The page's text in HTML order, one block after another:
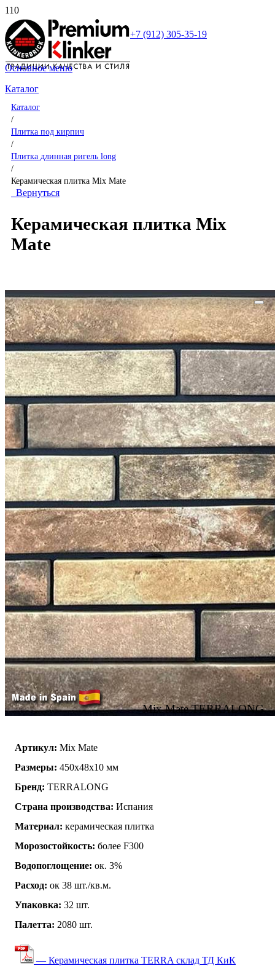
+7 (912) 305-35-19
Основное меню
Каталог
Каталог
/
Плитка под кирпич
/
Плитка длинная ригель long
/
Керамическая плитка Mix Mate
Вернуться
Керамическая плитка Mix
Mate
Mix Mate TERRALONG
Артикул: Mix Mate
Размеры: 450х48х10 мм
Бренд: TERRALONG
Страна производства: Испания
Материал: керамическая плитка
Морозостойкость: более F300
Водопоглощение: ок. 3%
Расход: ок 38 шт./кв.м.
Упаковка: 32 шт.
Палетта: 2080 шт.
— Керамическая плитка TERRA склад ТД КиК